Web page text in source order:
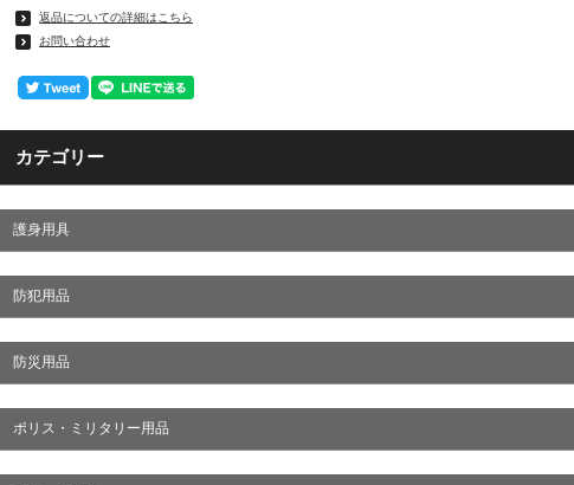
返品についての詳細はこちら
お問い合わせ
カテゴリー
護身用具
防犯用品
防災用品
ポリス・ミリタリー用品